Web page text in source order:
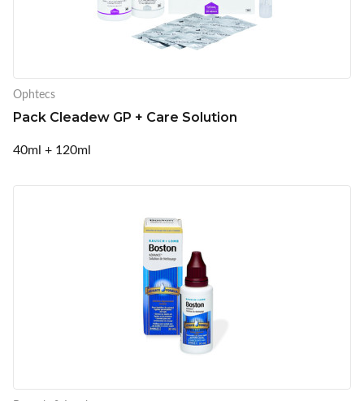
Ophtecs
Pack Cleadew GP + Care Solution
40ml + 120ml